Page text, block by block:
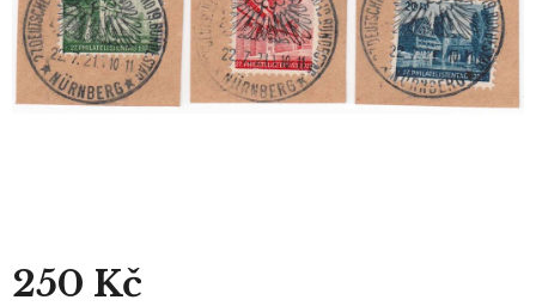
250 Kč